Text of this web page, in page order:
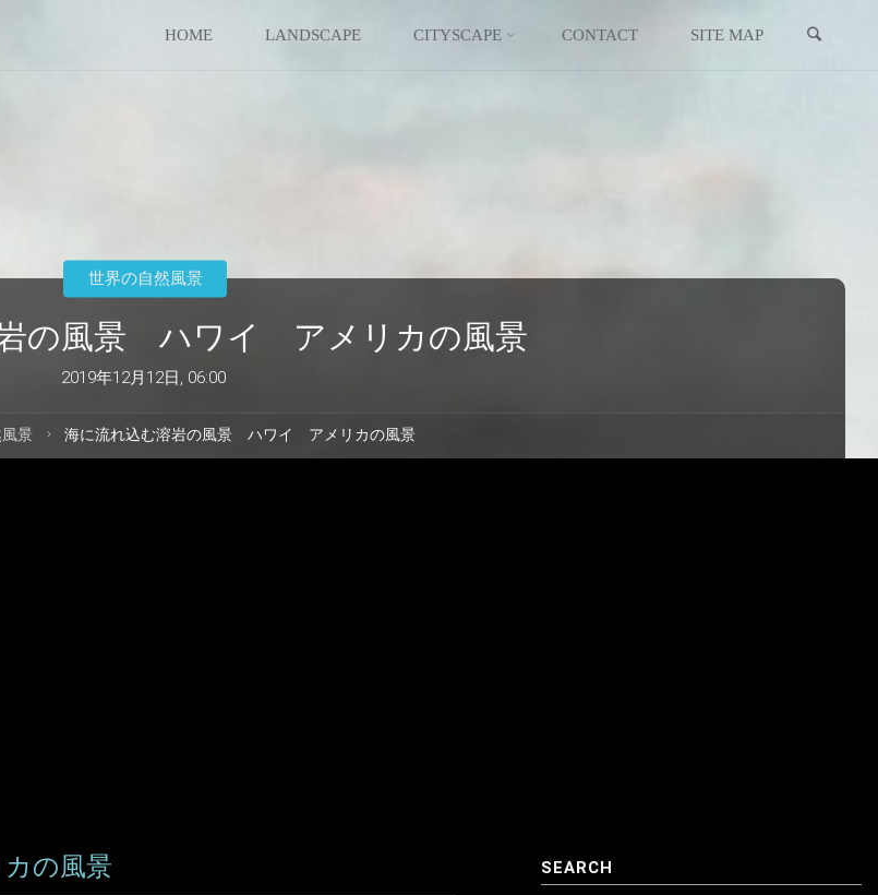
コ
ス
キ
HOME LANDSCAPE CITYSCAPE CONTACT SITE MAP
の風景 ハワイ アメリカの風景
2019年12月12日, 06:00
世界の自然風景
景 海に流れ込む溶岩の風景 ハワイ アメリカの風景
の風景 SEARCH
韓国
イギリス
スコットランド
スロバキア
スロヴァキア